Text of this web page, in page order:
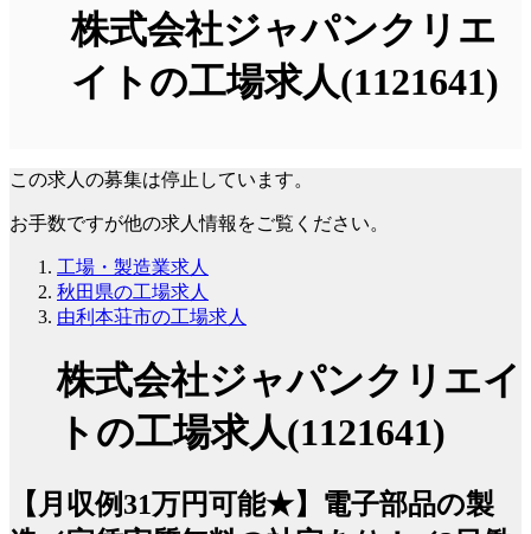
株式会社ジャパンクリエ
イトの工場求人(1121641)
この求人の募集は停止しています。
お手数ですが他の求人情報をご覧ください。
工場・製造業求人
秋田県の工場求人
由利本荘市の工場求人
株式会社ジャパンクリエイ
トの工場求人(1121641)
【月収例31万円可能★】電子部品の製